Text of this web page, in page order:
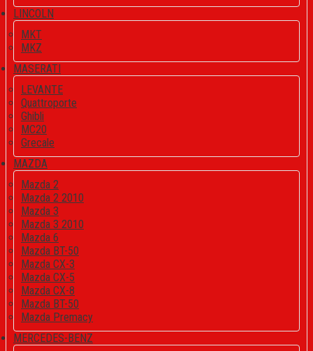
LINCOLN
MKT
MKZ
MASERATI
LEVANTE
Quattroporte
Ghibli
MC20
Grecale
MAZDA
Mazda 2
Mazda 2 2010
Mazda 3
Mazda 3 2010
Mazda 6
Mazda BT-50
Mazda CX-3
Mazda CX-5
Mazda CX-8
Mazda BT-50
Mazda Premacy
MERCEDES-BENZ